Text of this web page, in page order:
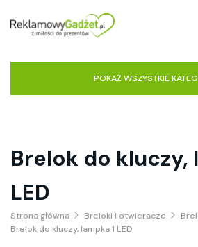
POKAŻ WSZYSTKIE
Brelok do kluczy,
LED
Strona główna Breloki i otwieracze
Brelok do kluczy, lampka 1 LED